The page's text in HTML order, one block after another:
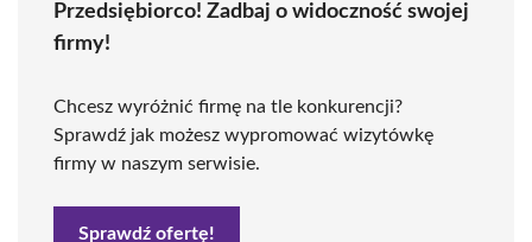
Przedsiębiorco! Zadbaj o widoczność swojej
firmy!
Chcesz wyróżnić firmę na tle konkurencji?
Sprawdź jak możesz wypromować wizytówkę
firmy w naszym serwisie.
Sprawdź ofertę!